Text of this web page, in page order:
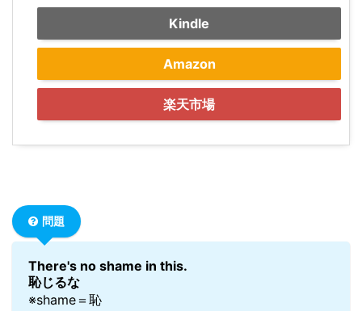
Kindle
Amazon
楽天市場
問題
There's no shame in this.
恥じるな
※shame＝恥